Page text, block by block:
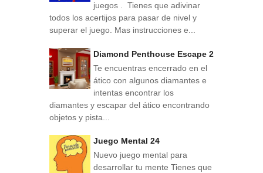
juegos . Tienes que adivinar
todos los acertijos para pasar de nivel y
superar el juego. Mas instrucciones e...
Diamond Penthouse Escape 2
Te encuentras encerrado en el
ático con algunos diamantes e
intentas encontrar los
diamantes y escapar del ático encontrando
objetos y pista...
Juego Mental 24
Nuevo juego mental para
desarrollar tu mente Tienes que